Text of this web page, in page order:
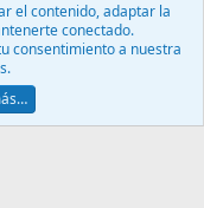
privacidad
Ayuda
Ltd.
el contenido, adaptar la
conectado.
consentimiento a nuestra